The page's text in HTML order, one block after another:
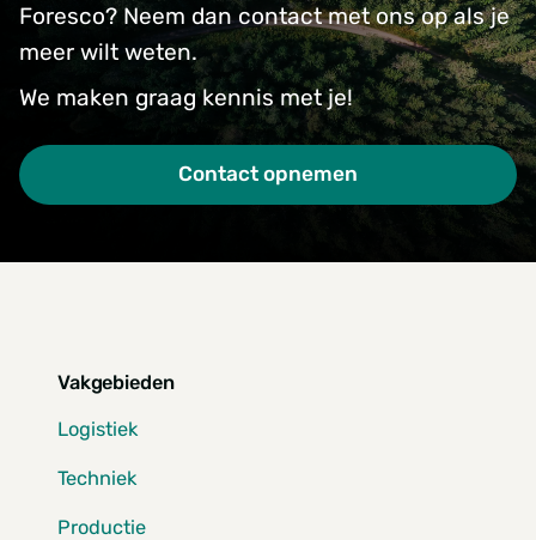
Foresco? Neem dan contact met ons op als je
meer wilt weten.
We maken graag kennis met je!
Contact opnemen
Vakgebieden
Logistiek
Techniek
Productie